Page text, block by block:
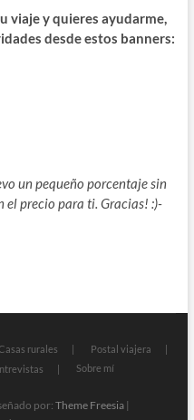
viaje y quieres ayudarme,
desde estos banners:
un pequeño porcentaje sin
el precio para ti. Gracias! :)-
rurales
Postal viajera
Sobre mí
por:Theme Freesia|